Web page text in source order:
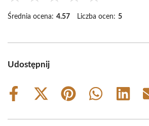
Średnia ocena: 4.57 Liczba ocen: 5
Udostępnij
Share
Share
(Twitter)
Share
Share
Share